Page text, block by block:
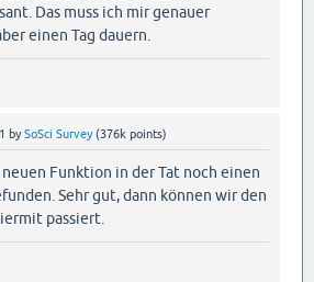
Das muss ich mir genauer
einen Tag dauern.
bySoSci Survey (376k points)
neuen Funktion in der Tat noch einen
Sehr gut, dann können wir den
passiert.